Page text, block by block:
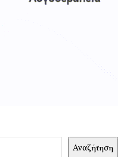
Αναζήτηση